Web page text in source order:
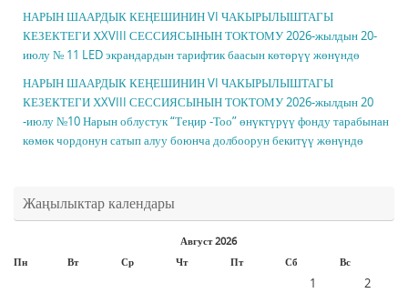
НАРЫН ШААРДЫК КЕҢЕШИНИН VI ЧАКЫРЫЛЫШТАГЫ
КЕЗЕКТЕГИ ХXVIII СЕССИЯСЫНЫН ТОКТОМУ 2026-жылдын 20-
июлу № 11 LED экрандардын тарифтик баасын көтөрүү жөнүндө
НАРЫН ШААРДЫК КЕҢЕШИНИН VI ЧАКЫРЫЛЫШТАГЫ
КЕЗЕКТЕГИ ХXVIII СЕССИЯСЫНЫН ТОКТОМУ 2026-жылдын 20
-июлу №10 Нарын облустук “Теңир -Тоо” өнүктүрүү фонду тарабынан
көмөк чордонун сатып алуу боюнча долбоорун бекитүү жөнүндө
Жаңылыктар календары
Август 2026
Пн
Вт Ср Чт Пт Сб Вс
1
2